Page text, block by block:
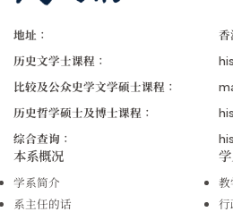
地址：
香
历史文学士课程：
比较及公众史学文学硕士课程：
历史哲学硕士及博士课程：
综合查询：
本系概况
学系简介
系主任的话
教
行